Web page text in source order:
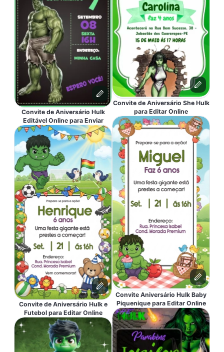
Convite de Aniversário Hulk
Editável Online para Enviar
Convite de Aniversário Hulk e
Futebol para Editar Online
Convite de Aniversário She Hulk
para Editar Online
Convite Aniversário Hulk Baby
Piquenique para Editar Online